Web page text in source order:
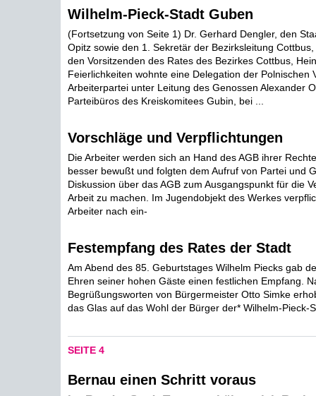
Wilhelm-Pieck-Stadt Guben
(Fortsetzung von Seite 1) Dr. Gerhard Dengler, den
Opitz sowie den 1. Sekretär der Bezirksleitung
den Vorsitzenden des Rates des Bezirkes Cottbus,
Feierlichkeiten wohnte eine Delegation der Polnischen
Arbeiterpartei unter Leitung des Genossen Alexander
Parteibüros des Kreiskomitees Gubin, bei ...
Vorschläge und Verpflichtungen
Die Arbeiter werden sich an Hand des AGB ihrer
besser bewußt und folgten dem Aufruf von Partei und
Diskussion über das AGB zum Ausgangspunkt für die
Arbeit zu machen. Im Jugendobjekt des Werkes
Arbeiter nach ein-
Festempfang des Rates der Stadt
Am Abend des 85. Geburtstages Wilhelm Piecks gab
Ehren seiner hohen Gäste einen festlichen Empfang.
Begrüßungsworten von Bürgermeister Otto Simke
das Glas auf das Wohl der Bürger der* Wilhelm-Pieck-
SEITE 4
Bernau einen Schritt voraus